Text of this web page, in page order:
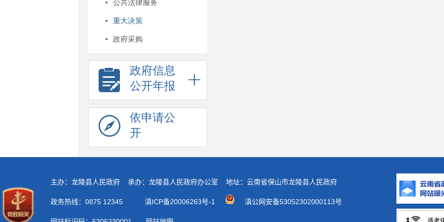
公共法律服务
重大决策
政府采购
政府信息
公开年报
依申请公
开